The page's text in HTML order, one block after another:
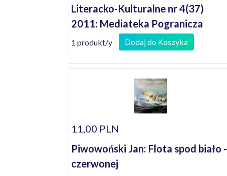
Literacko-Kulturalne nr 4(37)
2011: Mediateka Pogranicza
1 produkt/y Dodaj do Koszyka
11,00 PLN
Piwowoński Jan: Flota spod biało -
czerwonej